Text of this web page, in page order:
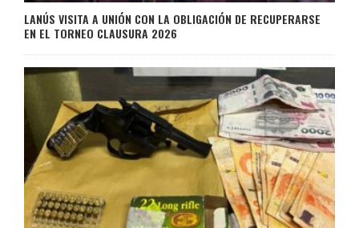
LANÚS VISITA A UNIÓN CON LA OBLIGACIÓN DE RECUPERARSE
EN EL TORNEO CLAUSURA 2026